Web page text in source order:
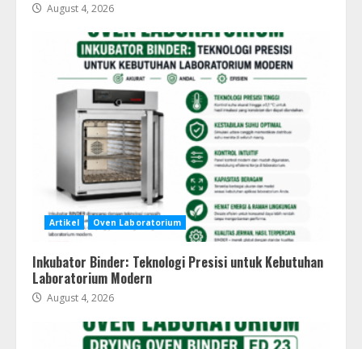
August 4, 2026
Artikel Oven Laboratorium
Inkubator Binder: Teknologi Presisi untuk Kebutuhan
Laboratorium Modern
August 4, 2026